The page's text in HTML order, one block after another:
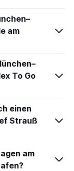
am
To Go
einen
Strauß
am